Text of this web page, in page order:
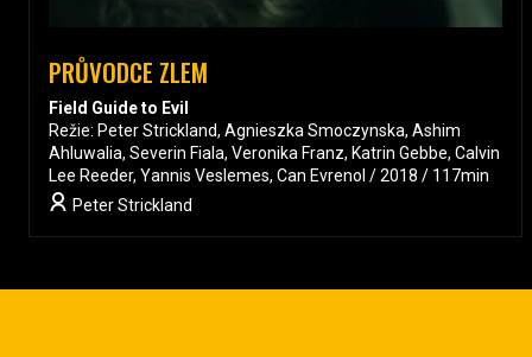
PRŮVODCE ZLEM
Field Guide to Evil
Režie: Peter Strickland, Agnieszka Smoczynska, Ashim
Ahluwalia, Severin Fiala, Veronika Franz, Katrin Gebbe, Calvin
Lee Reeder, Yannis Veslemes, Can Evrenol / 2018 / 117min
Peter Strickland